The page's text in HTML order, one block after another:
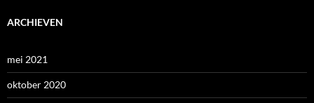
ARCHIEVEN
mei 2021
oktober 2020